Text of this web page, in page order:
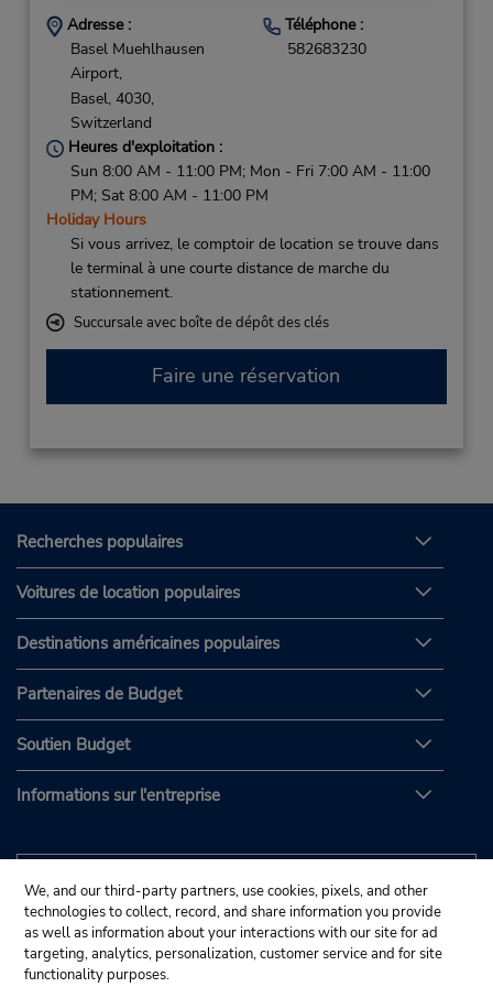
Adresse :
Basel Muehlhausen
Airport,
Basel, 4030,
Switzerland
Téléphone :
582683230
Heures d'exploitation :
Sun 8:00 AM - 11:00 PM; Mon - Fri 7:00 AM - 11:00
PM; Sat 8:00 AM - 11:00 PM
Holiday Hours
Si vous arrivez, le comptoir de location se trouve dans
le terminal à une courte distance de marche du
stationnement.
Succursale avec boîte de dépôt des clés
Faire une réservation
Recherches populaires
Voitures de location populaires
Destinations américaines populaires
Partenaires de Budget
Soutien Budget
Informations sur l'entreprise
We, and our third-party partners, use cookies, pixels, and other
technologies to collect, record, and share information you provide
as well as information about your interactions with our site for ad
targeting, analytics, personalization, customer service and for site
functionality purposes.